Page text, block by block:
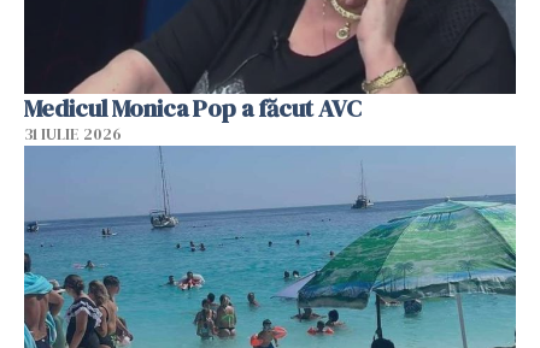
Medicul Monica Pop a făcut AVC
31 IULIE 2026